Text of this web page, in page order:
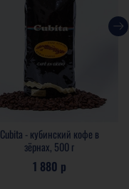
Cubita - кубинский кофе в
зёрнах, 500 г
1 880 р